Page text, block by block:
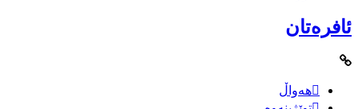
ئافرەتان
هەواڵ